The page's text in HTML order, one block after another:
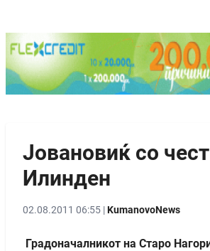
Јовановиќ со
Илинден
02.08.2011 06:55 |KumanovoNews
Градоначалникот на Старо